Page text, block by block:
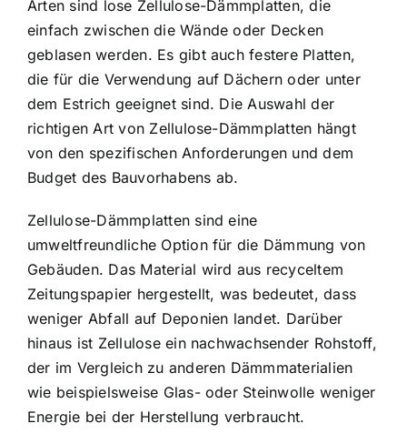
Arten sind lose Zellulose-Dämmplatten, die
einfach zwischen die Wände oder Decken
geblasen werden. Es gibt auch festere Platten,
die für die Verwendung auf Dächern oder unter
dem Estrich geeignet sind. Die Auswahl der
richtigen Art von Zellulose-Dämmplatten hängt
von den spezifischen Anforderungen und dem
Budget des Bauvorhabens ab.
Zellulose-Dämmplatten sind eine
umweltfreundliche Option für die Dämmung von
Gebäuden. Das Material wird aus recyceltem
Zeitungspapier hergestellt, was bedeutet, dass
weniger Abfall auf Deponien landet. Darüber
hinaus ist Zellulose ein nachwachsender Rohstoff,
der im Vergleich zu anderen Dämmmaterialien
wie beispielsweise Glas- oder Steinwolle weniger
Energie bei der Herstellung verbraucht.